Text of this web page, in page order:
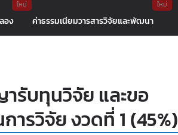
อง ค่าธรรมเนียมวารสารวิจัยและพัฒนา
รับทุนวิจัย และขอ
รวิจัย งวดที่ 1 (45%)